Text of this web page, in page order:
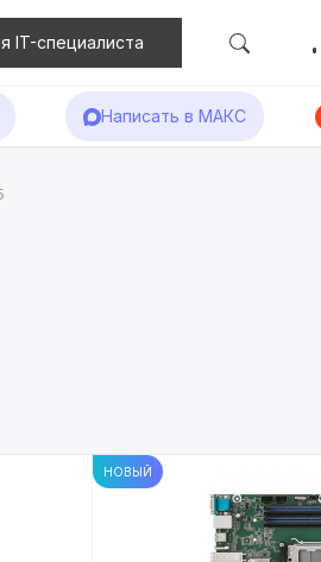
IT-специалиста
Написать в МАКС
НОВЫЙ